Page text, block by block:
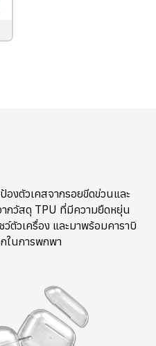
งตัวเคสจากรอยขีดข่วนและ
ากวัสดุ TPU ที่มีความยืดหยุ่น
ตัวเครื่อง และมาพร้อมคาราบิ
ในการพกพา